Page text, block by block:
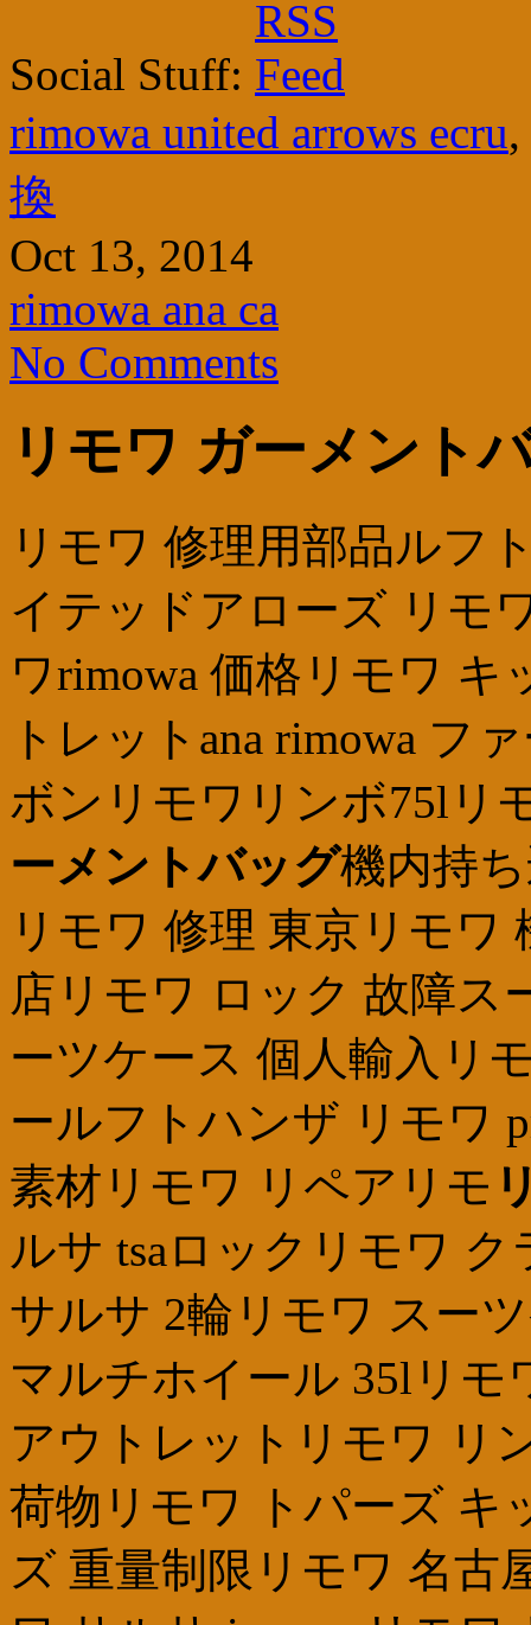
Social Stuff:
rimowa united arrows ecru,
換
Oct 13, 2014
rimowa ana ca
No Comments
リモワ ガーメント
リモワ 修理用部品ルフ
イテッドアローズ リモ
ワrimowa 価格リモワ
トレットana rimowa フ
ボンリモワリンボ75lリ
ーメントバッグ機内持
リモワ 修理 東京リモワ
店リモワ ロック 故障ス
ーツケース 個人輸入リ
ールフトハンザ リモワ
素材リモワ リペアリモ
ルサ tsaロックリモワ
サルサ 2輪リモワ スー
マルチホイール 35lリモ
アウトレットリモワ リ
荷物リモワ トパーズ キ
ズ 重量制限リモワ 名古